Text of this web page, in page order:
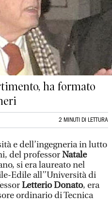
ha formato
2 MINUTI DI LETTURA
e dell’ingegneria in lutto
del professorNatale
si era laureato nel
Edile all’’Università di
Letterio Donato, era
ordinario di Tecnica